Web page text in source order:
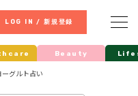
LOG IN / 新規登録
Beauty
グルト占い